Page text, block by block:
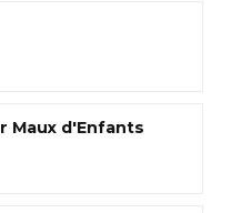
Maux d'Enfants